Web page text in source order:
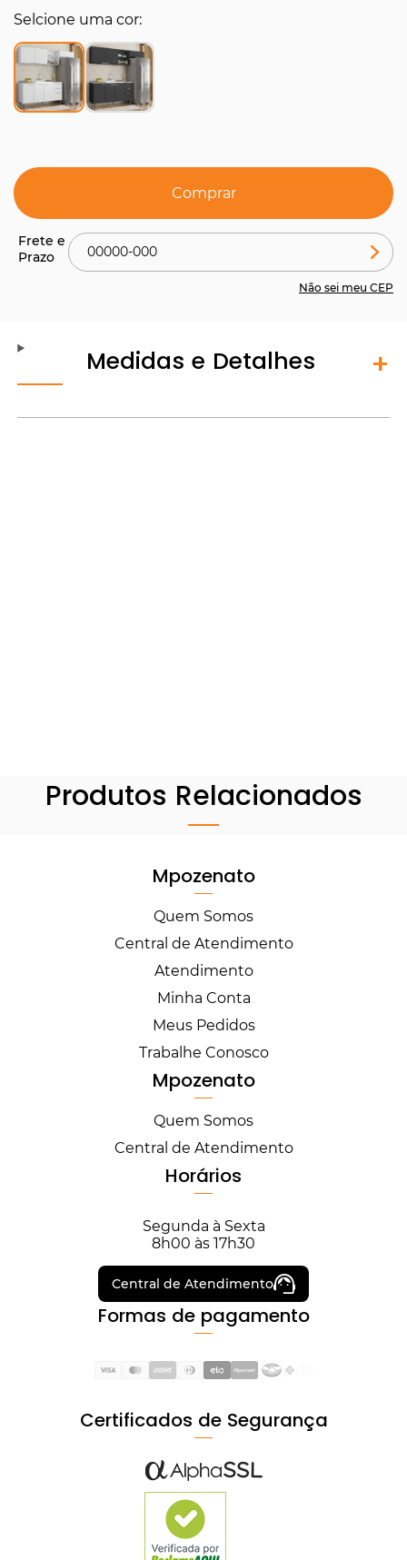
Selcione uma cor
Comprar
Não sei meu CEP
Medidas e Detalhes
Produtos Relacionados
Mpozenato
Quem Somos
Central de Atendimento
Atendimento
Minha Conta
Meus Pedidos
Trabalhe Conosco
Mpozenato
Quem Somos
Central de Atendimento
Horários
Segunda à Sexta
8h00 às 17h30
Central de Atendimento
Formas de pagamento
Certificados de Segurança